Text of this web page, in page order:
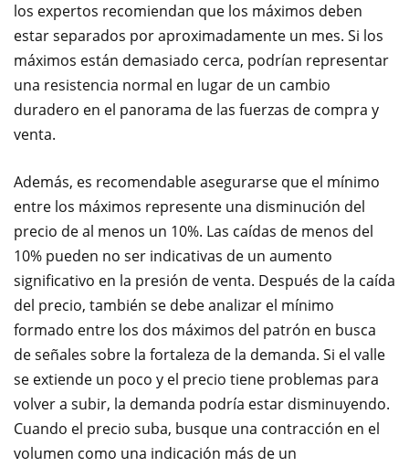
los expertos recomiendan que los máximos deben
estar separados por aproximadamente un mes. Si los
máximos están demasiado cerca, podrían representar
una resistencia normal en lugar de un cambio
duradero en el panorama de las fuerzas de compra y
venta.
Además, es recomendable asegurarse que el mínimo
entre los máximos represente una disminución del
precio de al menos un 10%. Las caídas de menos del
10% pueden no ser indicativas de un aumento
significativo en la presión de venta. Después de la caída
del precio, también se debe analizar el mínimo
formado entre los dos máximos del patrón en busca
de señales sobre la fortaleza de la demanda. Si el valle
se extiende un poco y el precio tiene problemas para
volver a subir, la demanda podría estar disminuyendo.
Cuando el precio suba, busque una contracción en el
volumen como una indicación más de un